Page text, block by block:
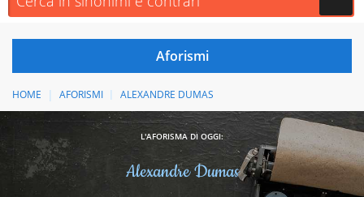
HOME AFORISMI ALEXANDRE DUMAS
L'AFORISMA DI OGGI:
Alexandre Dumas